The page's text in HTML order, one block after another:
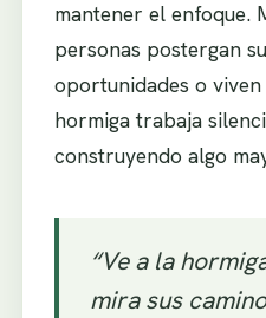
mantener el enfoque.
personas postergan
oportunidades o
hormiga trabaja
construyendo algo
“Ve a la
mira sus